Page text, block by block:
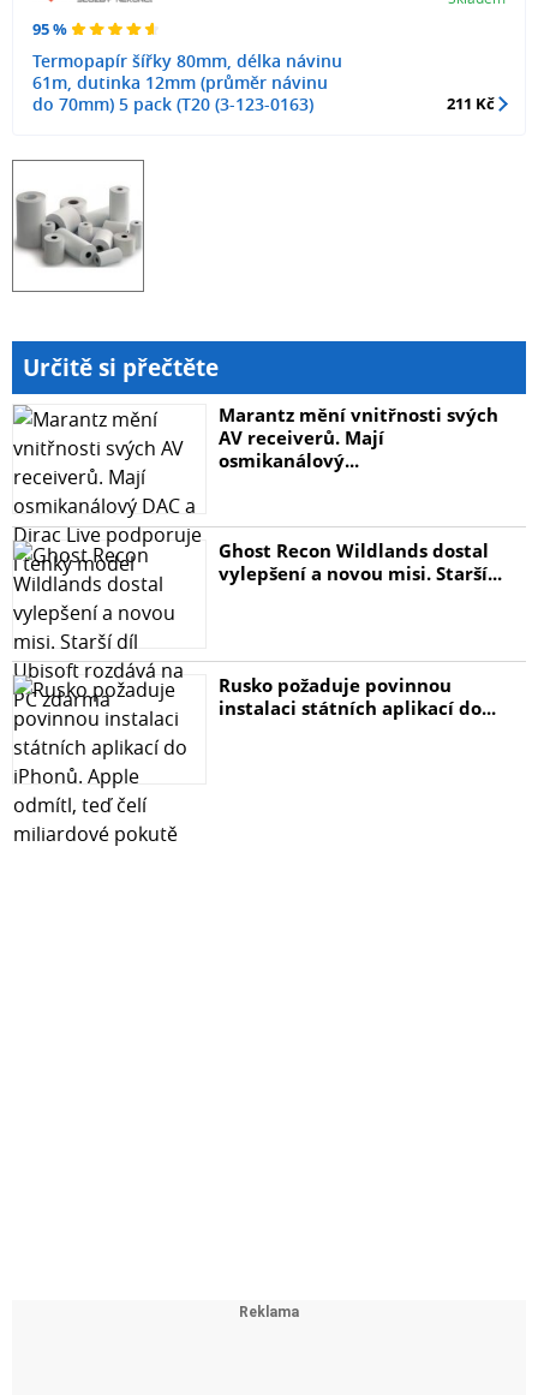
95 %
Termopapír šířky 80mm, délka návinu
61m, dutinka 12mm (průměr návinu
do 70mm) 5 pack (T20 (3-123-0163)
211 Kč
Určitě si přečtěte
Marantz mění vnitřnosti svých
AV receiverů. Mají
osmikanálový...
Ghost Recon Wildlands dostal
vylepšení a novou misi. Starší...
Rusko požaduje povinnou
instalaci státních aplikací do...